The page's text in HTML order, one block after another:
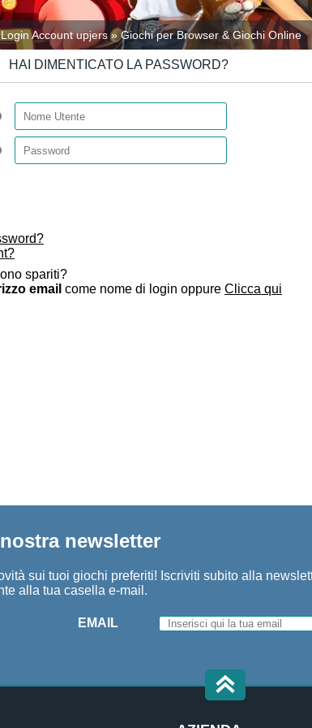
Login Account upjers » Giochi per Browser & Giochi Online
HAI DIMENTICATO LA PASSWORD?
spariti?
email come nome di login oppure Clicca qui
newsletter
sui tuoi giochi preferiti! Iscriviti subito alla
alla tua casella e-mail.
EMAIL